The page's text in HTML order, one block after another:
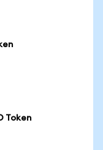
Token